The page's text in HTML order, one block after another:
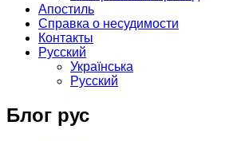
Апостиль
Справка о несудимости
Контакты
Русский
Українська
Русский
Блог рус